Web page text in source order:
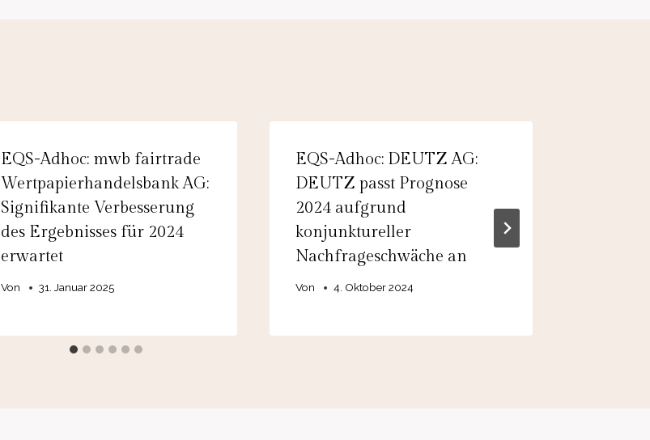
EQS-Adhoc: mwb fairtrade
Wertpapierhandelsbank AG:
Signifikante Verbesserung
des Ergebnisses für 2024
erwartet
Von 31. Januar 2025
EQS-Adhoc: DEUTZ AG:
DEUTZ passt Prognose
2024 aufgrund
konjunktureller
Nachfrageschwäche an
Von 4. Oktober 2024